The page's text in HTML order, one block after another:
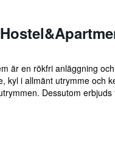
är en rökfri anläggning
kyl i allmänt utrymme och
Dessutom erbjuds